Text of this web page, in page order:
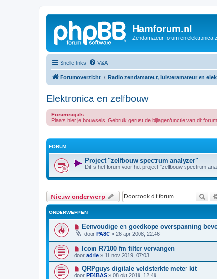
Hamforum.nl
Zendamateur forum en elektronica
Snelle links V&A
Forumoverzicht Radio zendamateur, luisteramateur en
Elektronica en zelfbouw
Forumregels
Plaats hier je bouwsels. Gebruik gerust de bijlagenfunctie van dit
FORUM
Project "zelfbouw spectrum analyzer"
Dit is het forum voor het project "zelfbouw spectrum
Nieuw onderwerp
ONDERWERPEN
Eenvoudige en goedkope overspanning
door PA8C » 26 apr 2008, 22:46
Icom R7100 fm filter vervangen
door adrie » 11 nov 2019, 07:03
QRPguys digitale veldsterkte meter kit
door PE4BAS » 08 okt 2019, 12:49